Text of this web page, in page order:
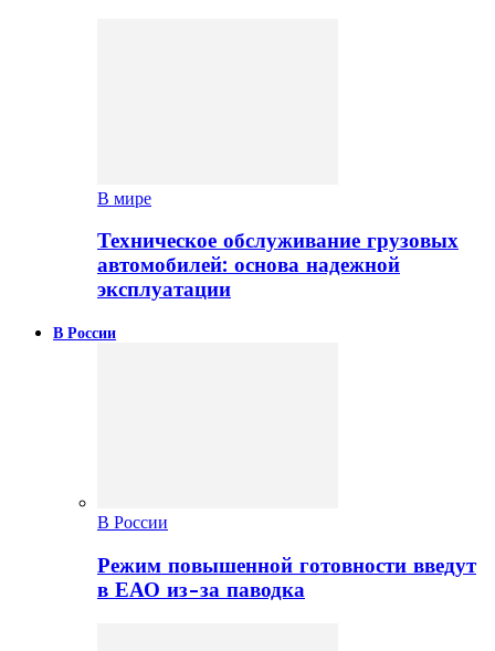
В мире
Техническое обслуживание грузовых
автомобилей: основа надежной
эксплуатации
В России
В России
Режим повышенной готовности введут
в ЕАО из-за паводка